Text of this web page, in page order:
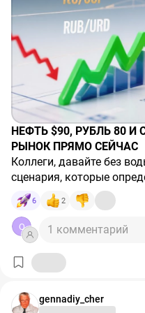
#АналитикаФинбазар
НЕФТЬ $90, РУБЛЬ 80 И СТАВКА 14,25%: КАК Я ВИЖУ
РЫНОК ПРЯМО СЕЙЧАС
Коллеги, давайте без
сценария, которые
этой неделе. Никаких
только"здесь и сейчас"
1. Нефть: геополитика
Угроза перекрытия
просто заголовки. Это
Мы видим, как фьючерс
**Мой взгляд:** Пока
Да, доллар сегодня
6 2
Q 1 комментарий
gennadiy_cher